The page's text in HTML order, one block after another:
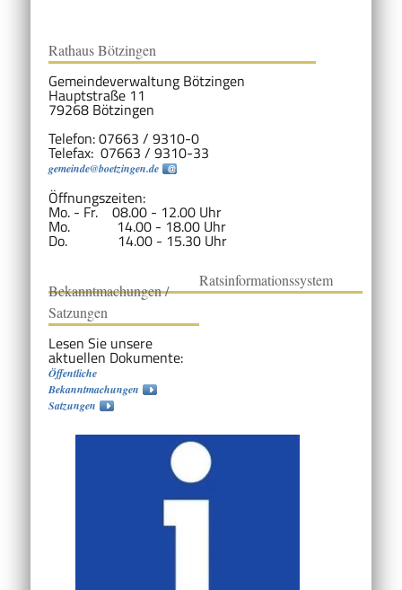
Rathaus Bötzingen
Gemeindeverwaltung Bötzingen
Hauptstraße 11
79268 Bötzingen
Telefon: 07663 / 9310-0
Telefax: 07663 / 9310-33
gemeinde@boetzingen.de
Öffnungszeiten:
Mo. - Fr. 08.00 - 12.00 Uhr
Mo. 14.00 - 18.00 Uhr
Do. 14.00 - 15.30 Uhr
Bekanntmachungen /
Satzungen
Lesen Sie unsere
aktuellen Dokumente:
Öffentliche
Bekanntmachungen
Satzungen
Ratsinformationssystem